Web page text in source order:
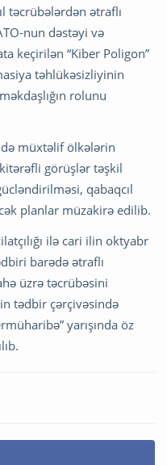
təcrübələrdən ətraflı
nun dəstəyi və
keçirilən “Kiber Poligon”
təhlükəsizliyinin
rolunu
müxtəlif ölkələrin
görüşlər təşkil
qabaqcıl
planlar müzakirə edilib.
ilə cari ilin oktyabr
barədə ətraflı
üzrə təcrübəsini
tədbir çərçivəsində
yarışında öz